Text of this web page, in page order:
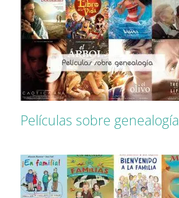
Películas sobre genealogía